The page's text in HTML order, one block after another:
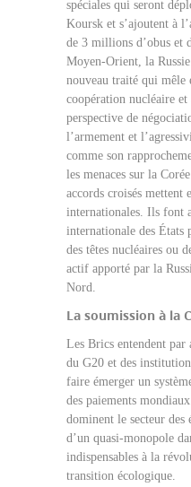
spéciales qui seront
Koursk et s’ajoutent à
de 3 millions d’obus et
Moyen-Orient, la
nouveau traité qui mêle
coopération nucléaire
perspective de
l’armement et
comme son
les menaces sur la
accords croisés mettent
internationales. Ils font
internationale des États
des têtes nucléaires ou
actif apporté par la
Nord.
La soumission à la
Les Brics entendent par
du G20 et des
faire émerger un
des paiements
dominent le secteur des
d’un quasi-monopole
indispensables à la
transition écologique.